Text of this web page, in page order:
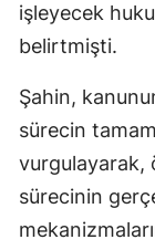
işleyecek
belirtmişti.
Şahin,
sürecin
vurgulayarak,
sürecinin